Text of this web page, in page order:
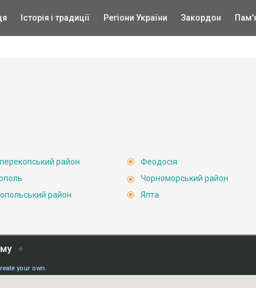
Історія і традиції Регіони України Закордон
район
район
Феодосія
Чорноморський район
Ялта